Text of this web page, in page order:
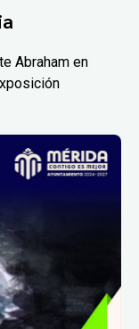
Abraham en